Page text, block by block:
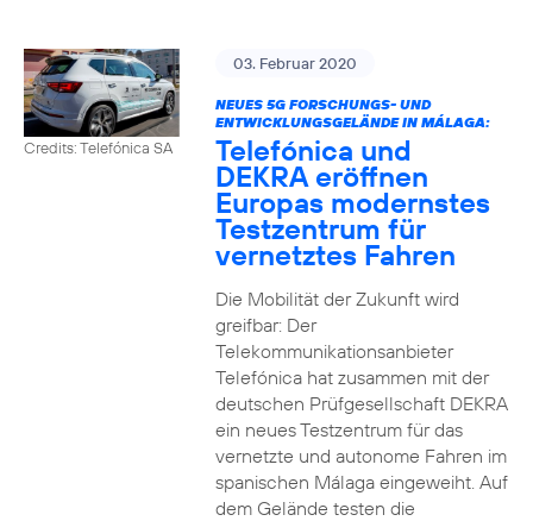
Credits: Telefónica SA
03. Februar 2020
NEUES 5G FORSCHUNGS- UND
ENTWICKLUNGSGELÄNDE IN MÁLAGA:
Telefónica und
DEKRA eröffnen
Europas modernstes
Testzentrum für
vernetztes Fahren
Die Mobilität der Zukunft wird
greifbar: Der
Telekommunikationsanbieter
Telefónica hat zusammen mit der
deutschen Prüfgesellschaft DEKRA
ein neues Testzentrum für das
vernetzte und autonome Fahren im
spanischen Málaga eingeweiht. Auf
dem Gelände testen die